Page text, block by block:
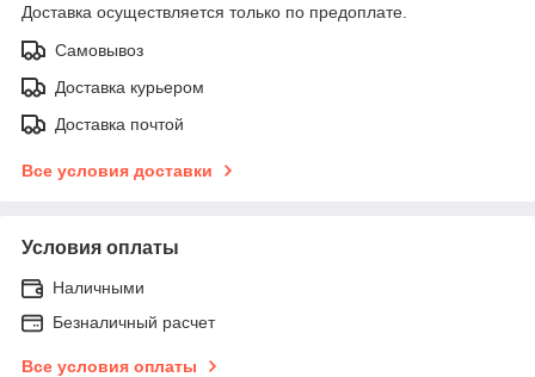
Доставка осуществляется только по предоплате.
Самовывоз
Доставка курьером
Доставка почтой
Все условия доставки
Условия оплаты
Наличными
Безналичный расчет
Все условия оплаты